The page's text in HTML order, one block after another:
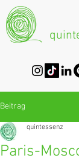
Beitrag
Paris-
quintessenz